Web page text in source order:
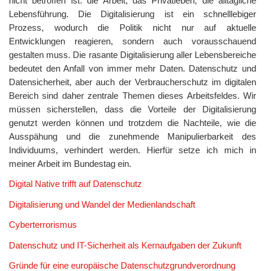
Lebensführung. Die Digitalisierung ist ein schnelllebiger
Prozess, wodurch die Politik nicht nur auf aktuelle
Entwicklungen reagieren, sondern auch vorausschauend
gestalten muss. Die rasante Digitalisierung aller Lebensbereiche
bedeutet den Anfall von immer mehr Daten. Datenschutz und
Datensicherheit, aber auch der Verbraucherschutz im digitalen
Bereich sind daher zentrale Themen dieses Arbeitsfeldes. Wir
müssen sicherstellen, dass die Vorteile der Digitalisierung
genutzt werden können und trotzdem die Nachteile, wie die
Ausspähung und die zunehmende Manipulierbarkeit des
Individuums, verhindert werden. Hierfür setze ich mich in
meiner Arbeit im Bundestag ein.
Digital Native trifft auf Datenschutz
Digitalisierung und Wandel der Medienlandschaft
Cyberterrorismus
Datenschutz und IT-Sicherheit als Kernaufgaben der Zukunft
Gründe für eine europäische Datenschutzgrundverordnung